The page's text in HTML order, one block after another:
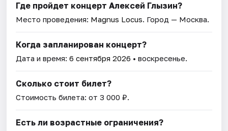
Где пройдет концерт Алексей Глызин?
Место проведения: Magnus Locus. Город — Москва.
Когда запланирован концерт?
Дата и время:6 сентября 2026 • воскресенье.
Сколько стоит билет?
Стоимость билета: от 3 000 ₽.
Есть ли возрастные ограничения?